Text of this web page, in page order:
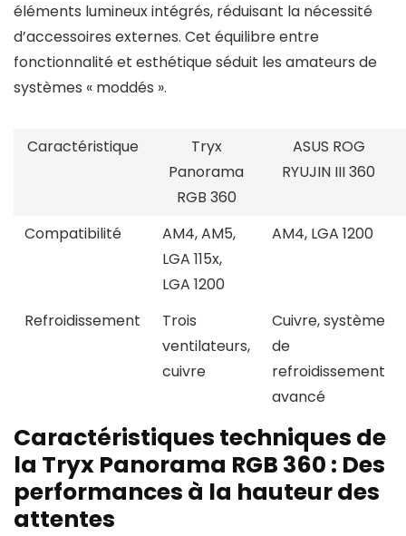
éléments lumineux intégrés, réduisant la nécessité
d’accessoires externes. Cet équilibre entre
fonctionnalité et esthétique séduit les amateurs de
systèmes « moddés ».
Caractéristique
Tryx
Panorama
RGB 360
ASUS ROG
RYUJIN III 360
Compatibilité
AM4, AM5,
LGA 115x,
LGA 1200
AM4, LGA 1200
Refroidissement
Trois
ventilateurs,
cuivre
Cuivre, système
de
refroidissement
avancé
Caractéristiques techniques de
la Tryx Panorama RGB 360 : Des
performances à la hauteur des
attentes